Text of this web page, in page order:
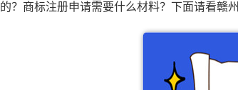
的？商标注册申请需要什么材料？下面请看赣州